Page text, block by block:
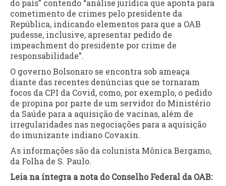
do país” contendo “análise jurídica que aponta para
cometimento de crimes pelo presidente da
República, indicando elementos para que a OAB
pudesse, inclusive, apresentar pedido de
impeachment do presidente por crime de
responsabilidade”.
O governo Bolsonaro se encontra sob ameaça
diante das recentes denúncias que se tornaram
focos da CPI da Covid, como, por exemplo, o pedido
de propina por parte de um servidor do Ministério
da Saúde para a aquisição de vacinas, além de
irregularidades nas negociações para a aquisição
do imunizante indiano Covaxin.
As informações são da colunista Mônica Bergamo,
da Folha de S. Paulo.
Leia na íntegra a nota do Conselho Federal da OAB: